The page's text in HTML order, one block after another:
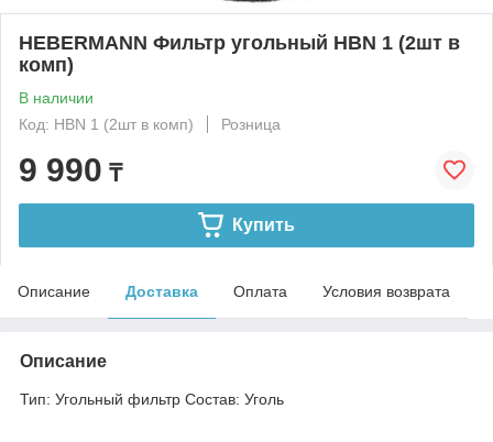
HEBERMANN Фильтр угольный HBN 1 (2шт в
комп)
В наличии
Код: HBN 1 (2шт в комп)
Розница
9 990 ₸
Купить
Описание Доставка Оплата Условия возврата
Описание
Тип: Угольный фильтр Состав: Уголь